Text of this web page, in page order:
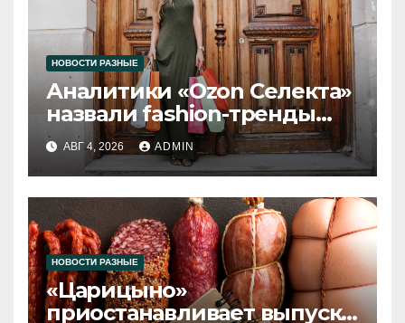
НОВОСТИ РАЗНЫЕ
Аналитики «Ozon Селекта»
назвали fashion-тренды
2026 года
АВГ 4, 2026 ADMIN
НОВОСТИ РАЗНЫЕ
«Царицыно»
приостанавливает выпуск